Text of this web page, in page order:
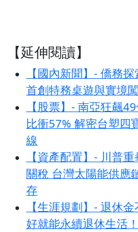
【延伸閱讀】
【國內新聞】- 僑務
首創特務桌遊與實境
【股票】- 南亞狂飆
比衝57% 解密台塑四
線
【資產配置】- 川普
關稅 台灣太陽能供應
存
【生涯規劃】- 退休
好就能永續退休生活！